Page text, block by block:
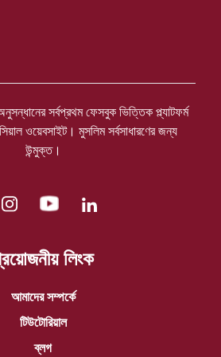
দোয়া আসে। আমরা আমাদের এসব পরিশ্রমের
কৃতজ্ঞতা আশা করতেই পারি। এই গ্রুপের
যেনো দুনিয়া ও আখিরাতের সফলতা অর্জন
সর্বপ্রথম ফেসবুক ভিত্তিক প্ল্যাটফর্ম
ওয়েবসাইট। মুসলিম সর্বসাধারণের জন্য
উন্মুক্ত।
লিংক
আমাদের সম্পর্কে
টিউটোরিয়াল
ব্লগ